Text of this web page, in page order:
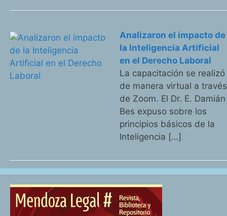
Analizaron el impacto de
la Inteligencia Artificial
en el Derecho Laboral
La capacitación se realizó
de manera virtual a través
de Zoom. El Dr. E. Damián
Bes expuso sobre los
principios básicos de la
Inteligencia […]